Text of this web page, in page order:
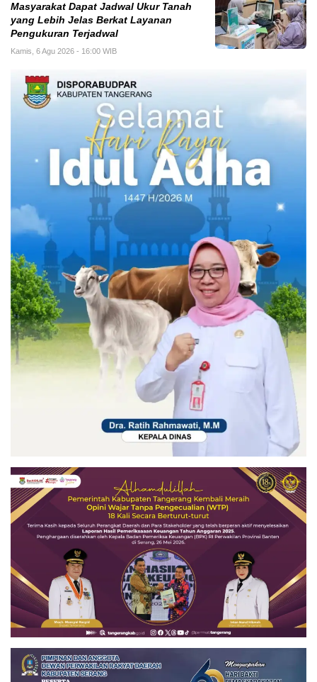
Masyarakat Dapat Jadwal Ukur Tanah
yang Lebih Jelas Berkat Layanan
Pengukuran Terjadwal
Kamis, 6 Agu 2026 - 16:00 WIB